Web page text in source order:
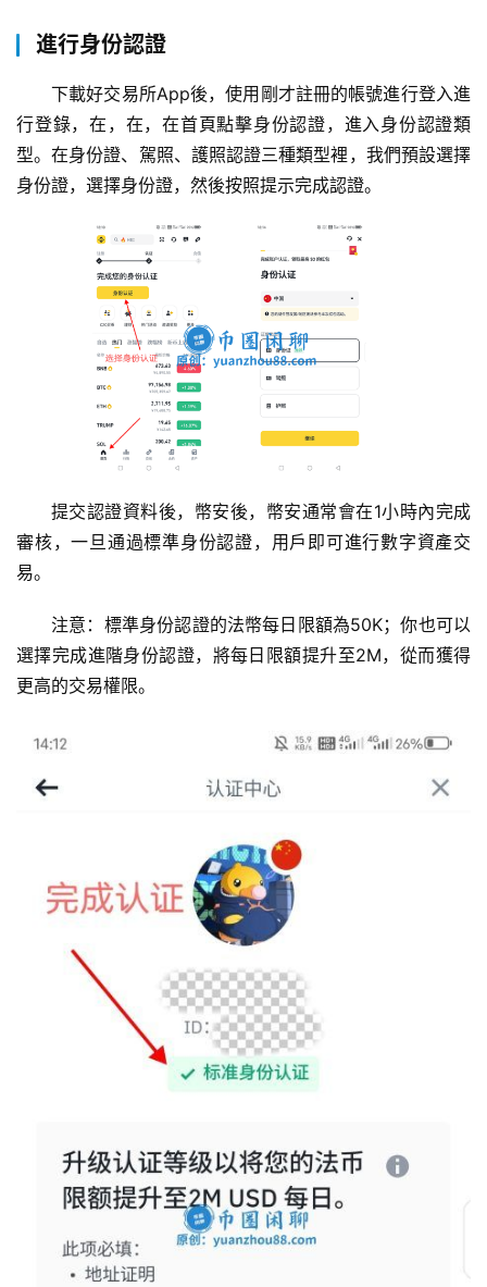
计
算
器
進行身份認證
下載好交易所App後，使用剛才註冊的帳號進行登入進
行登錄，在，在，在首頁點擊身份認證，進入身份認證類
型。在身份證、駕照、護照認證三種類型裡，我們預設選擇
身份證，選擇身份證，然後按照提示完成認證。
提交認證資料後，幣安後，幣安通常會在1小時內完成
審核，一旦通過標準身份認證，用戶即可進行數字資產交
易。
注意：標準身份認證的法幣每日限額為50K；你也可以
選擇完成進階身份認證，將每日限額提升至2M，從而獲得
更高的交易權限。